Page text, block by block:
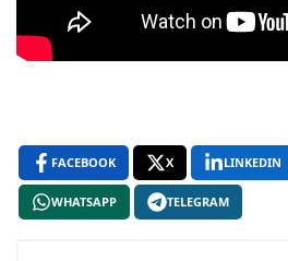
FACEBOOK X LINKEDIN
WHATSAPP TELEGRAM